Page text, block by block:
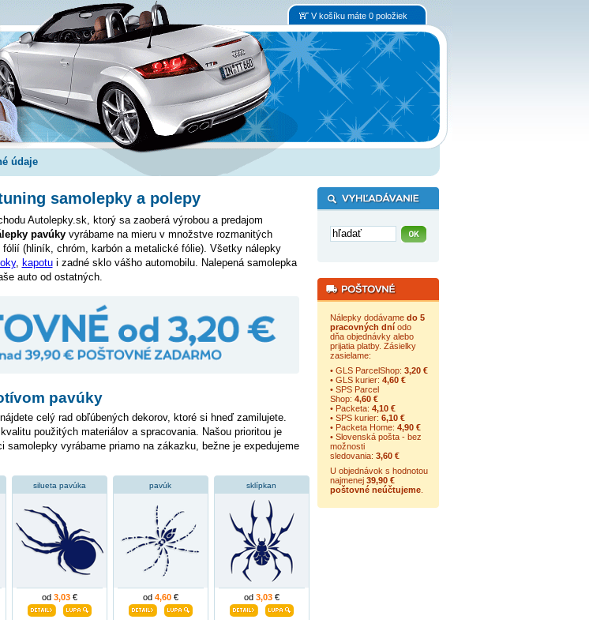
V košíku máte 0 položiek
údaje
samolepky a polepy
Autolepky.sk, ktorý sa zaoberá výrobou a predajom
pavúkyvyrábame na mieru v množstve rozmanitých
(hliník, chróm, karbón a metalické fólie). Všetky nálepky
, kapotui zadné sklo vášho automobilu. Nalepená samolepka
auto od ostatných.
pavúky
celý rad obľúbených dekorov, ktoré si hneď zamilujete.
použitých materiálov a spracovania. Našou prioritou je
vyrábame priamo na zákazku, bežne je expedujeme
silueta pavúka
od 3,03€
pavúk
od 4,60€
sklípkan
od 3,03€
Nálepky dodávame do 5
pracovných dníodo
dňa objednávky alebo
prijatia platby. Zásielky
zasielame:
• GLS ParcelShop: 3,20 €
• GLS kurier: 4,60 €
• SPS Parcel
Shop: 4,60 €
• Packeta: 4,10 €
• SPS kurier: 6,10 €
• Packeta Home: 4,90 €
• Slovenská pošta - bez
možnosti
sledovania: 3,60 €
U objednávok s hodnotou
najmenej 39,90 €
poštovné neúčtujeme.